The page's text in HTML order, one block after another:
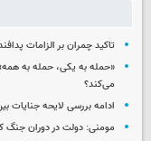
تاکید چمران بر الزامات
«حمله به یکی، حمله به
می‌کند؟
ادامه بررسی لایحه جنایات
مومنی: دولت در دوران جنگ